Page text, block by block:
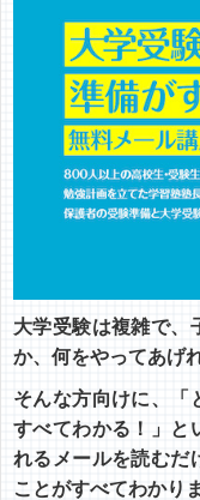
大学受験は複雑で、
か、何をやってあげ
そんな方向けに、「
すべてわかる！」と
れるメールを読むだ
ことがすべてわかり